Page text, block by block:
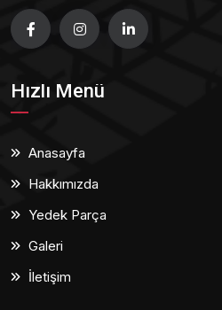
Hızlı Menü
Anasayfa
Hakkımızda
Yedek Parça
Galeri
İletişim